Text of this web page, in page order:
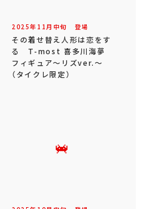
2025年 11 月 中旬 登場
その着せ替え人形は恋をす
る T-most 喜多川海夢
フィギュア～リズver.～
（タイクレ限定）